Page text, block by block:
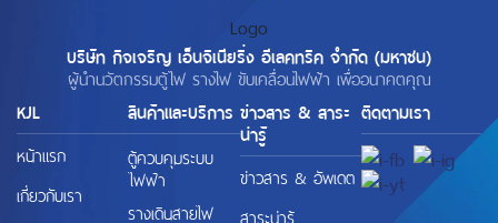
บริษัท กิจเจริญ เอ็นจิเนียริ่ง อีเลคทริค จำกัด (มหาชน)
ผู้นำนวัตกรรมตู้ไฟ รางไฟ ขับเคลื่อนไฟฟ้า เพื่ออนาคตคุณ
KJL
หน้าแรก
เกี่ยวกับเรา
สินค้าและบริการ
ตู้ควบคุมระบบ
ไฟฟ้า
รางเดินสายไฟ
ข่าวสาร & สาระ
น่ารู้
ข่าวสาร & อัพเดต
สาระน่ารู้
ติดตามเรา